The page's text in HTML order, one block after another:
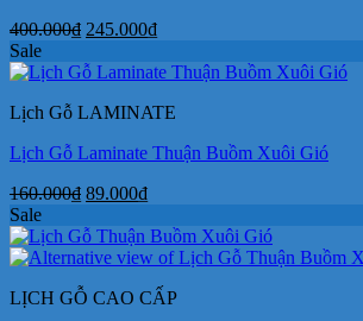
400.000₫ Giá
là:
245.000₫Giá
tại
245.000₫.
Sale
Lịch Gỗ LAMINATE
Lịch Gỗ Laminate Thuận Buồm Xuôi Gió
160.000₫ Giá
là:
160.000₫.
89.000₫Giá
tại
là:
Sale
LỊCH GỖ CAO CẤP